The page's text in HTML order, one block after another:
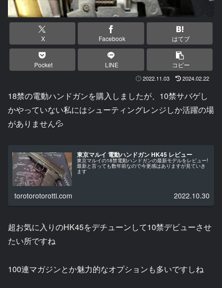
X Facebook はてブ
Pocket LINE コピー
2022.11.03 2024.02.22
18禁の電動ハンドガンを購入しましたが、10禁サバゲし
かやっていない私にはシューティングレンジしか活躍の場
がありません💦
東京マルイ 電動ハンドガン HK45 レビュー
東京マルイの18禁電動ハンドガンの最新モデルをレビュー!
最新と言っても数年前なので今更感はありますが見ていき
ます
torotorotorotti.com 2022.10.30
超お気に入りのHK45をデチューンして10禁デビューさせ
たい所ですね
100連マガジンとか魅力的なオプションも多いですしね